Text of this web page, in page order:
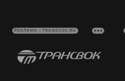
РЕКЛАМА • TRANSVOC.RU